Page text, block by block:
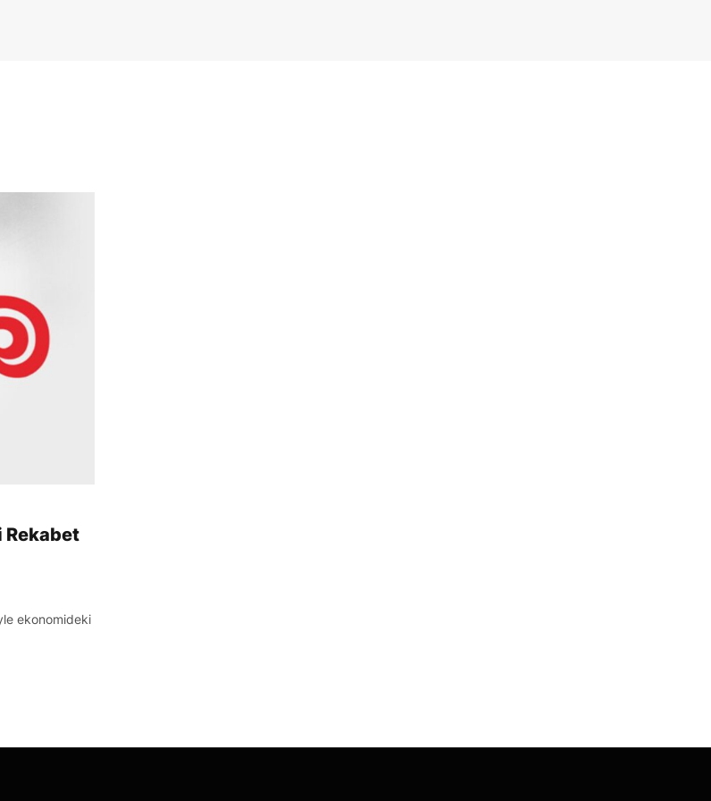
Rekabet
ekonomideki